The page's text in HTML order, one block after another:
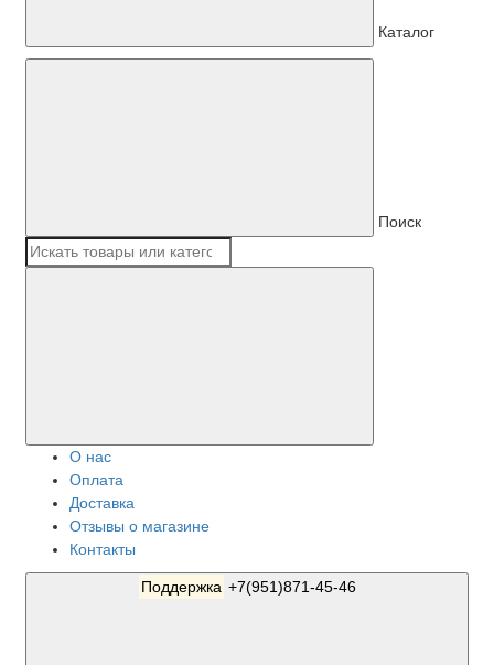
Каталог
Поиск
О нас
Оплата
Доставка
Отзывы о магазине
Контакты
Поддержка +7(951)871-45-46